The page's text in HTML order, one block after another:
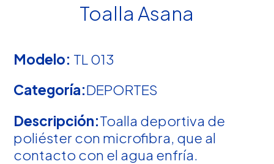
Toalla Asana
Modelo: TL 013
Categoría:DEPORTES
Descripción:Toalla deportiva de
poliéster con microfibra, que al
contacto con el agua enfría.